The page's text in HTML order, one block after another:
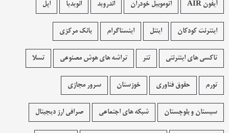
آیفون AIR اتوموبیل خودران اندروید انویدیا اپل
اینترنت کودکان اینتل اینستاگرام بانک مرکزی
تاکسی های اینترنتی تتر تراشه های هوش مصنوعی تسلا
تورم حقوق فناوری خوزستان سرور مجازی
سیستان و بلوچستان شبکه های اجتماعی صرافی ارز دیجیتال